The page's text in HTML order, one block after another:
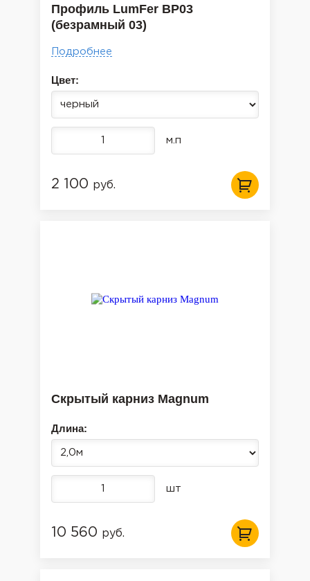
Профиль LumFer BP03
(безрамный 03)
Подробнее
Цвет:
м.п
2 100 руб.
Скрытый карниз Magnum
Длина:
шт
10 560 руб.